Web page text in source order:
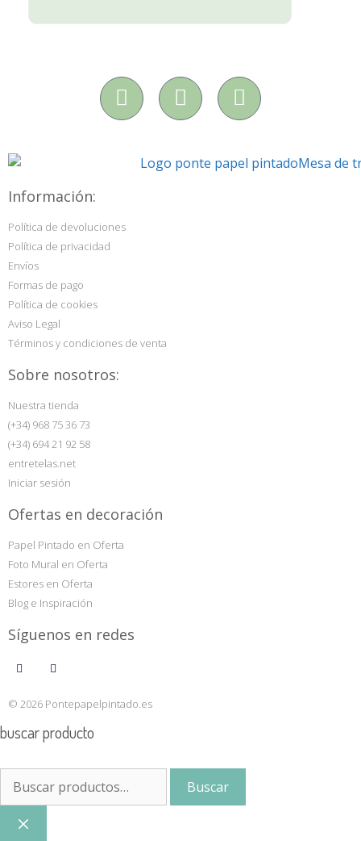
Información:
Política de devoluciones
Política de privacidad
Envíos
Formas de pago
Política de cookies
Aviso Legal
Términos y condiciones de venta
Sobre nosotros:
Nuestra tienda
(+34) 968 75 36 73
(+34) 694 21 92 58
entretelas.net
Iniciar sesión
Ofertas en decoración
Papel Pintado en Oferta
Foto Mural en Oferta
Estores en Oferta
Blog e Inspiración
Síguenos en redes
© 2026 Pontepapelpintado.es
buscar producto
Buscar